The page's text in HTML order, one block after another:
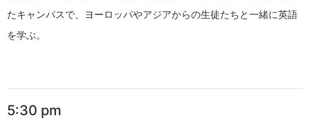
たキャンパスで、ヨーロッパやアジアからの生徒たちと一緒に英語
を学ぶ。
5:30 pm